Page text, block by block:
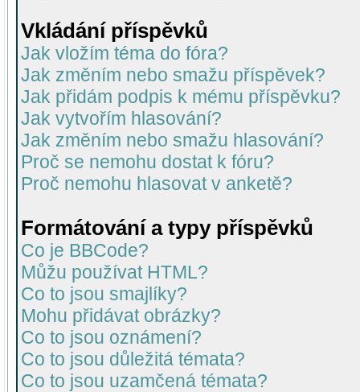
Vkládání příspěvků
Jak vložím téma do fóra?
Jak změním nebo smažu příspěvek?
Jak přidám podpis k mému příspěvku?
Jak vytvořím hlasování?
Jak změním nebo smažu hlasování?
Proč se nemohu dostat k fóru?
Proč nemohu hlasovat v anketě?
Formátování a typy příspěvků
Co je BBCode?
Můžu používat HTML?
Co to jsou smajlíky?
Mohu přidávat obrázky?
Co to jsou oznámení?
Co to jsou důležitá témata?
Co to jsou uzamčená témata?